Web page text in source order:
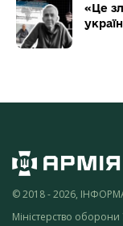
«Це
© 2018 - 2026,
Міністерство оборони